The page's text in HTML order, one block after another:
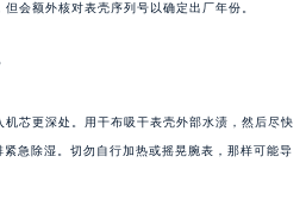
会额外核对表壳序列号以确定出厂年份。
芯更深处。用干布吸干表壳外部水渍，然后尽快
急除湿。切勿自行加热或摇晃腕表，那样可能导